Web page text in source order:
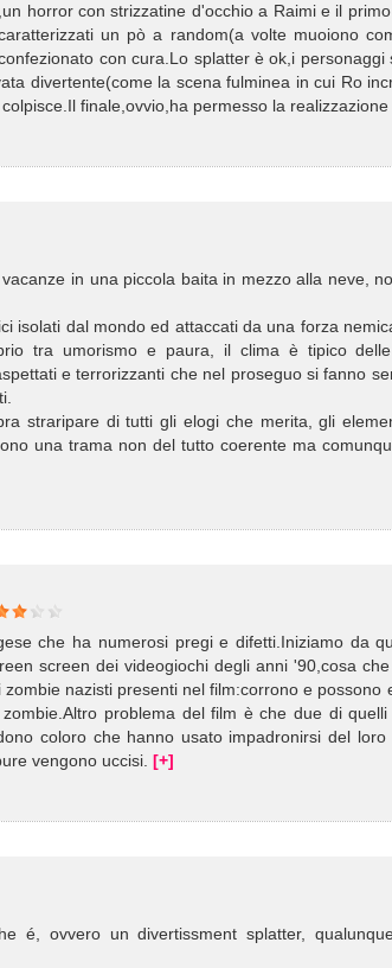
horror con strizzatine d'occhio a Raimi e il
un pò a random(a volte muoiono
con cura.Lo splatter è ok,i
divertente(come la scena fulminea in cui Ro
finale,ovvio,ha permesso la
in una piccola baita in mezzo alla neve,
isolati dal mondo ed attaccati da una forza
tra umorismo e paura, il clima è tipico
e terrorizzanti che nel proseguo si fanno
straripare di tutti gli elogi che merita, gli
una trama non del tutto coerente ma
che ha numerosi pregi e difetti.Iniziamo da
screen dei videogiochi degli anni '90,cosa
nazisti presenti nel film:corrono e
problema del film è che due di
coloro che hanno usato impadronirsi del
vengono uccisi.[+]
é, ovvero un divertissment splatter,